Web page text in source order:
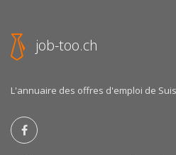
job-too.ch
L'annuaire des offres d'emploi de